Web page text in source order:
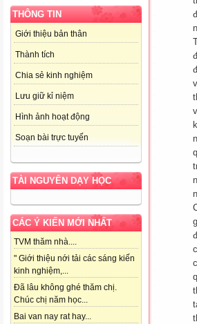
THÔNG TIN
Giới thiệu bản thân
Thành tích
Chia sẻ kinh nghiệm
Lưu giữ kỉ niệm
Hình ảnh hoạt động
Soạn bài trực tuyến
TÀI NGUYÊN DẠY HỌC
CÁC Ý KIẾN MỚI NHẤT
TVM thăm nhà....
" Giới thiệu nới tải các sáng kiến
kinh nghiệm,...
Đã lâu không ghé thăm chị.
Chúc chị năm học...
Bai van nay rat hay...